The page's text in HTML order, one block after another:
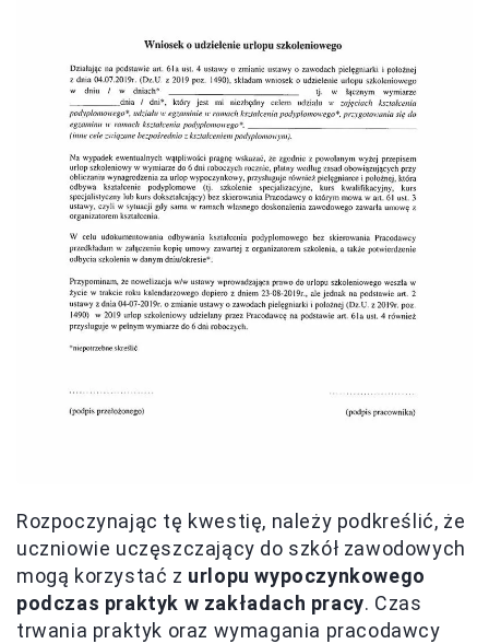
Rozpoczynając tę kwestię, należy podkreślić, że
uczniowie uczęszczający do szkół zawodowych
mogą korzystać z urlopu wypoczynkowego
podczas praktyk w zakładach pracy. Czas
trwania praktyk oraz wymagania pracodawcy